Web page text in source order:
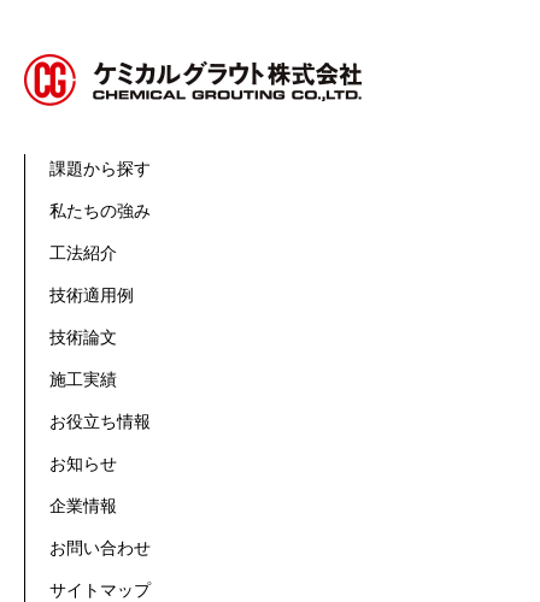
課題から探す
私たちの強み
工法紹介
技術適用例
技術論文
施工実績
お役立ち情報
お知らせ
企業情報
お問い合わせ
サイトマップ